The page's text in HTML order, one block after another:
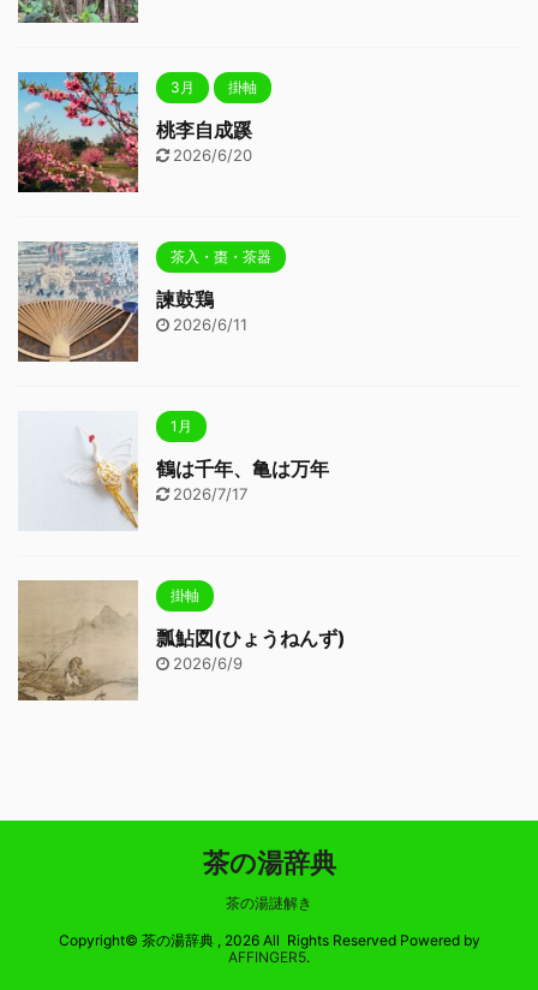
3月 掛軸
桃李自成蹊
2026/6/20
茶入・棗・茶器
諫鼓鶏
2026/6/11
1月
鶴は千年、亀は万年
2026/7/17
掛軸
瓢鮎図(ひょうねんず)
2026/6/9
茶の湯辞典
茶の湯謎解き
Copyright© 茶の湯辞典 , 2026 All Rights Reserved Powered by
AFFINGER5.